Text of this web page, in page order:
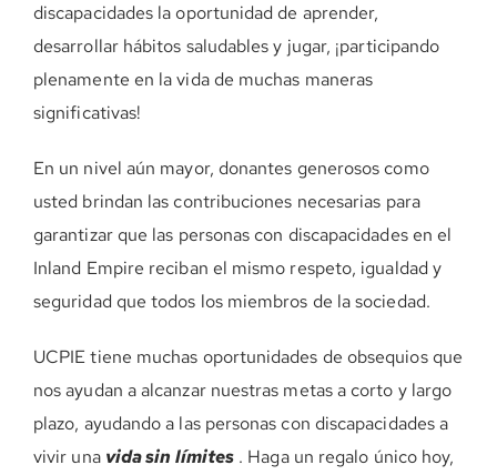
discapacidades la oportunidad de aprender,
desarrollar hábitos saludables y jugar, ¡participando
plenamente en la vida de muchas maneras
significativas!
En un nivel aún mayor, donantes generosos como
usted brindan las contribuciones necesarias para
garantizar que las personas con discapacidades en el
Inland Empire reciban el mismo respeto, igualdad y
seguridad que todos los miembros de la sociedad.
UCPIE tiene muchas oportunidades de obsequios que
nos ayudan a alcanzar nuestras metas a corto y largo
plazo, ayudando a las personas con discapacidades a
vivir una vida sin límites . Haga un regalo único hoy,